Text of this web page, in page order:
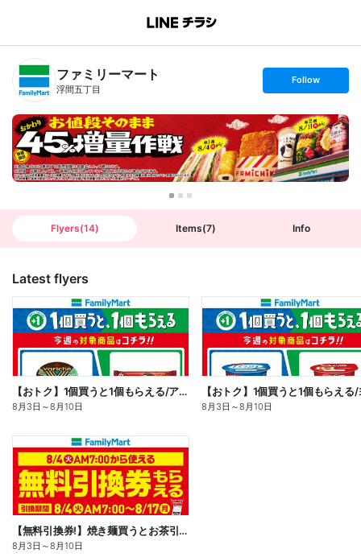
B
n
T
ファミリーマート
浮間五丁目
s
t
o
l
l
o
w
Follow
Flyers(14) Items(7) Info
Latest flyers
【おトク】1個買うと1個もらえる/アイス
8月3日 ～8月10日 8月3日 ～8月10日
【無料引換券!】焼き麺買うとお茶引換券貰える!
8月3日 ～8月10日